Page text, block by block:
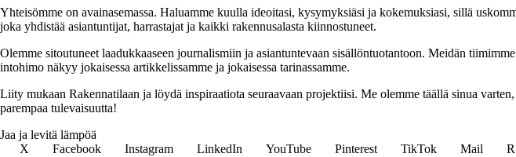
Yhteisömme on avainasemassa. Haluamme kuulla ideoitasi, kysymyksiäsi ja kokemuksiasi, sillä
joka yhdistää asiantuntijat, harrastajat ja kaikki rakennusalasta kiinnostuneet.
Olemme sitoutuneet laadukkaaseen journalismiin ja asiantuntevaan sisällöntuotantoon. Meidän
intohimo näkyy jokaisessa artikkelissamme ja jokaisessa tarinassamme.
Liity mukaan Rakennatilaan ja löydä inspiraatiota seuraavaan projektiisi. Me olemme täällä sinua
parempaa tulevaisuutta!
Jaa ja levitä lämpöä
X
Facebook Instagram LinkedIn YouTube Pinterest TikTok Mail